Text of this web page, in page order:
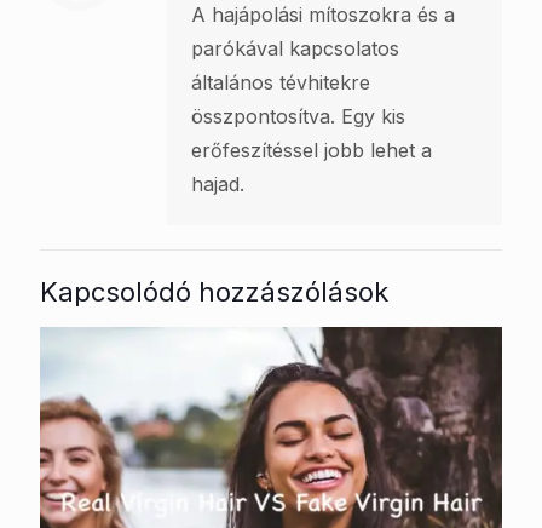
A hajápolási mítoszokra és a
parókával kapcsolatos
általános tévhitekre
összpontosítva. Egy kis
erőfeszítéssel jobb lehet a
hajad.
Kapcsolódó hozzászólások